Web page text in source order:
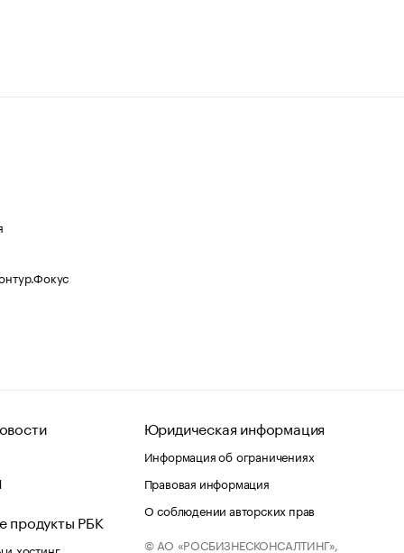
продукты РБК
хостинг
Юридическая информация
Информация об ограничениях
Правовая информация
О соблюдении авторских прав
© АО «РОСБИЗНЕСКОНСАЛТИНГ»,